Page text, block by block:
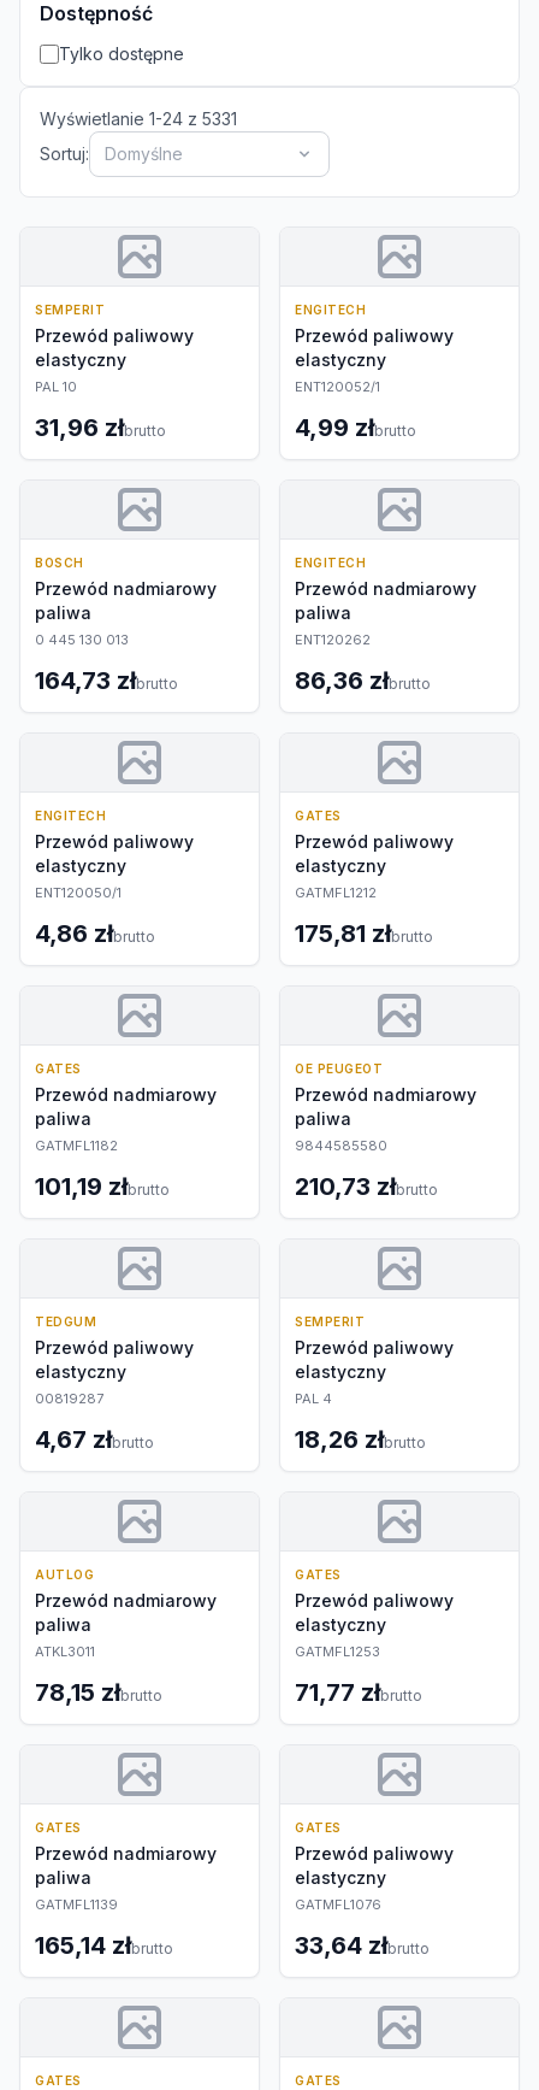
Dostępność
Tylko dostępne
Wyświetlanie 1-24 z 5331
Sortuj:
Domyślne
SEMPERIT
Przewód paliwowy
elastyczny
PAL 10
31,96 złbrutto
ENGITECH
Przewód paliwowy
elastyczny
ENT120052/1
4,99 złbrutto
BOSCH
Przewód nadmiarowy
paliwa
0 445 130 013
164,73 złbrutto
ENGITECH
Przewód nadmiarowy
paliwa
ENT120262
86,36 złbrutto
ENGITECH
Przewód paliwowy
elastyczny
ENT120050/1
4,86 złbrutto
GATES
Przewód paliwowy
elastyczny
GATMFL1212
175,81 złbrutto
GATES
Przewód nadmiarowy
paliwa
GATMFL1182
101,19 złbrutto
OE PEUGEOT
Przewód nadmiarowy
paliwa
9844585580
210,73 złbrutto
TEDGUM
Przewód paliwowy
elastyczny
00819287
4,67 złbrutto
SEMPERIT
Przewód paliwowy
elastyczny
PAL 4
18,26 złbrutto
AUTLOG
Przewód nadmiarowy
paliwa
ATKL3011
78,15 złbrutto
GATES
Przewód paliwowy
elastyczny
GATMFL1253
71,77 złbrutto
GATES
Przewód nadmiarowy
paliwa
GATMFL1139
165,14 złbrutto
GATES
Przewód paliwowy
elastyczny
GATMFL1076
33,64 złbrutto
GATES GATES